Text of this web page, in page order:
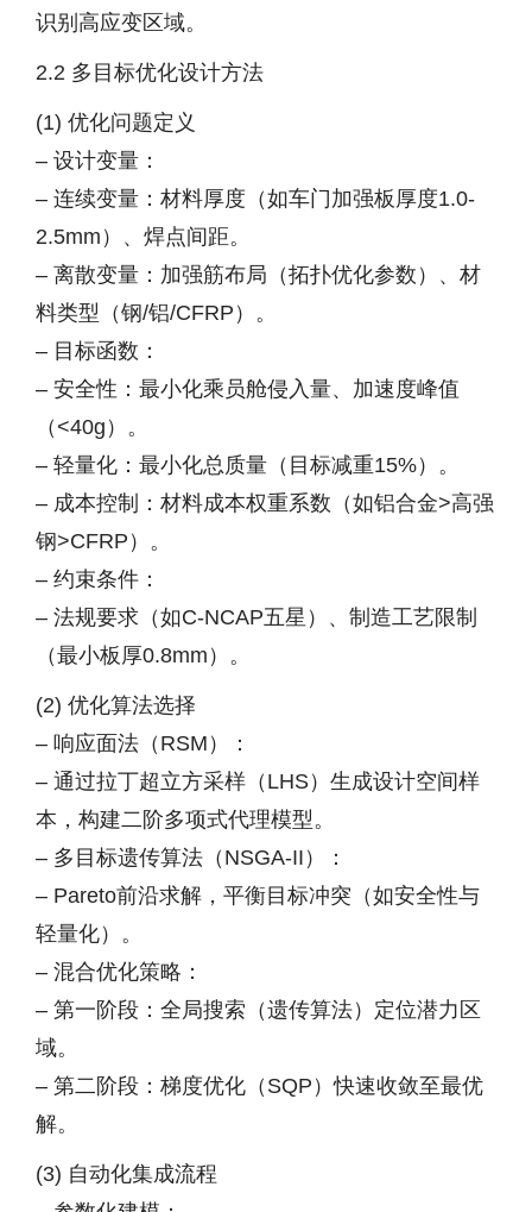
识别高应变区域。
2.2 多目标优化设计方法
(1) 优化问题定义
– 设计变量：
– 连续变量：材料厚度（如车门加强板厚度1.0-
2.5mm）、焊点间距。
– 离散变量：加强筋布局（拓扑优化参数）、材
料类型（钢/铝/CFRP）。
– 目标函数：
– 安全性：最小化乘员舱侵入量、加速度峰值
（<40g）。
– 轻量化：最小化总质量（目标减重15%）。
– 成本控制：材料成本权重系数（如铝合金>高强
钢>CFRP）。
– 约束条件：
– 法规要求（如C-NCAP五星）、制造工艺限制
（最小板厚0.8mm）。
(2) 优化算法选择
– 响应面法（RSM）：
– 通过拉丁超立方采样（LHS）生成设计空间样
本，构建二阶多项式代理模型。
– 多目标遗传算法（NSGA-II）：
– Pareto前沿求解，平衡目标冲突（如安全性与
轻量化）。
– 混合优化策略：
– 第一阶段：全局搜索（遗传算法）定位潜力区
域。
– 第二阶段：梯度优化（SQP）快速收敛至最优
解。
(3) 自动化集成流程